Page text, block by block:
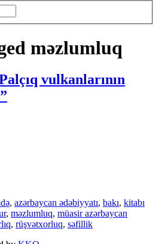
məzlumluq
vulkanlarının
, azərbaycan ədəbiyyatı, bakı, kitabı
, məzlumluq, müasir azərbaycan
, rüşvətxorluq, səfillik